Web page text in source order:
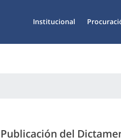
Institucional
Publicación del